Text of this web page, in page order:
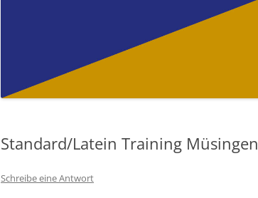
Standard/Latein Training Müsingen
Schreibe eine Antwort